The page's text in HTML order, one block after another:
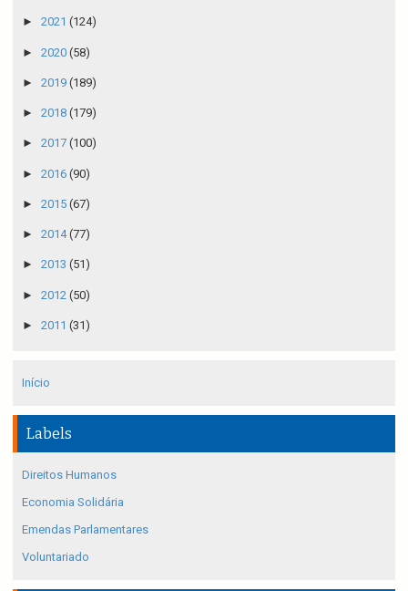
► 2021 (124)
► 2020 (58)
► 2019 (189)
► 2018 (179)
► 2017 (100)
► 2016 (90)
► 2015 (67)
► 2014(77)
► 2013 (51)
► 2012 (50)
► 2011 (31)
Início
Labels
Direitos Humanos
Economia Solidária
Emendas Parlamentares
Voluntariado